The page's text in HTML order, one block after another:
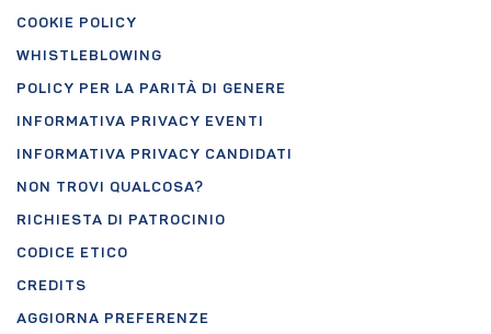
COOKIE POLICY
WHISTLEBLOWING
POLICY PER LA PARITÀ DI GENERE
INFORMATIVA PRIVACY EVENTI
INFORMATIVA PRIVACY CANDIDATI
NON TROVI QUALCOSA?
RICHIESTA DI PATROCINIO
CODICE ETICO
CREDITS
AGGIORNA PREFERENZE